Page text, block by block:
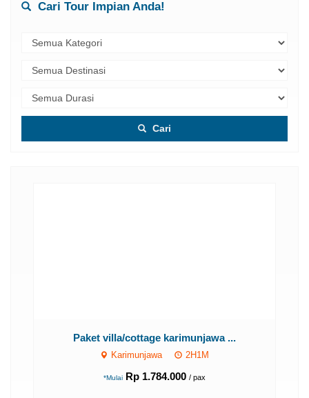
Cari Tour Impian Anda!
Cari
Paket villa/cottage karimunjawa ...
Karimunjawa 2H1M
*Mulai Rp 1.784.000 / pax